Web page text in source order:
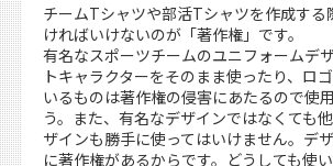
チームTシャツや部活Tシャツを作成する
ければいけないのが「著作権」です。
有名なスポーツチームのユニフォームデ
トキャラクターをそのまま使ったり、ロ
いるものは著作権の侵害にあたるので使
う。また、有名なデザインではなくても
ザインも勝手に使ってはいけません。デ
に著作権があるからです。どうしても使